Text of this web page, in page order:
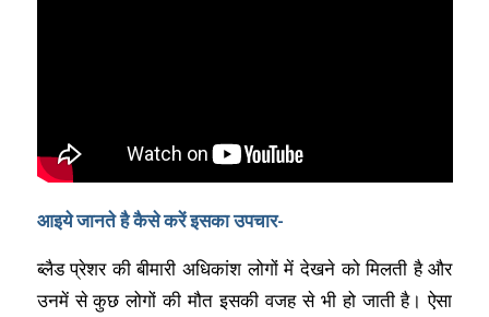
आइये जानते है कैसे करें इसका उपचार-
ब्लैड प्रेशर की बीमारी अधिकांश लोगों में देखने को मिलती है और
उनमें से कुछ लोगों की मौत इसकी वजह से भी हो जाती है। ऐसा